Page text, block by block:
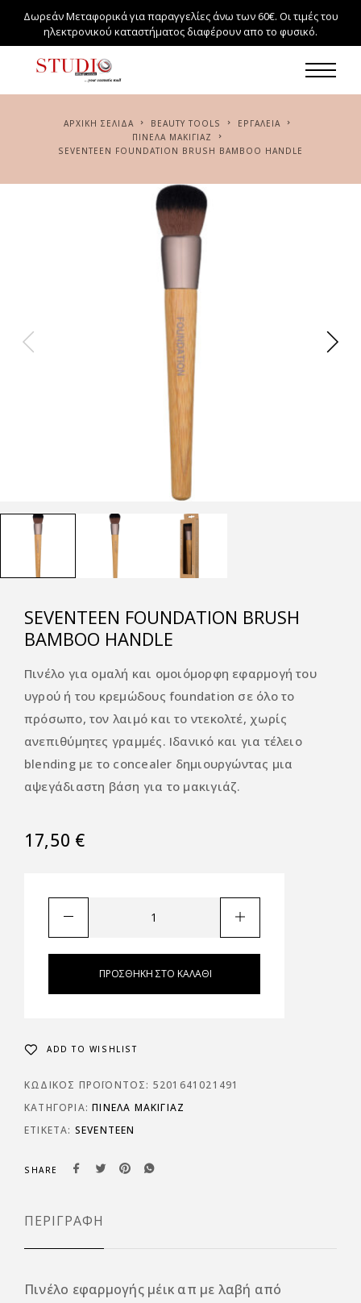
Δωρεάν Μεταφορικά για παραγγελίες άνω των 60€. Οι τιμές του
ηλεκτρονικού καταστήματος διαφέρουν απο το φυσικό.
ΑΡΧΙΚΉ ΣΕΛΊΔΑ BEAUTY TOOLS
ΕΡΓΑΛΕΊΑ
ΠΙΝΈΛΑ ΜΑΚΙΓΙΆΖ
SEVENTEEN FOUNDATION BRUSH BAMBOO HANDLE
SEVENTEEN FOUNDATION BRUSH
BAMBOO HANDLE
Πινέλο για ομαλή και ομοιόμορφη εφαρμογή του
υγρού ή του κρεμώδους foundation σε όλο το
πρόσωπο, τον λαιμό και το ντεκολτέ, χωρίς
ανεπιθύμητες γραμμές. Ιδανικό και για τέλειο
blending με το concealer δημιουργώντας μια
αψεγάδιαστη βάση για το μακιγιάζ.
17,50 €
ΠΡΟΣΘΉΚΗ ΣΤΟ ΚΑΛΆΘΙ
ADD TO WISHLIST
ΚΩΔΙΚΌΣ ΠΡΟΪΌΝΤΟΣ: 5201641021491
ΚΑΤΗΓΟΡΊΑ:ΠΙΝΈΛΑ ΜΑΚΙΓΙΆΖ
ΕΤΙΚΈΤΑ: SEVENTEEN
SHARE
ΠΕΡΙΓΡΑΦΉ
Πινέλο εφαρμογής μέικ απ με λαβή από